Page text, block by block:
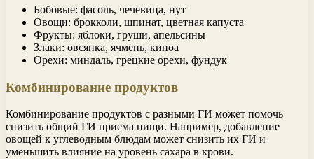
Бобовые: фасоль, чечевица, нут
Овощи: брокколи, шпинат, цветная капуста
Фрукты: яблоки, груши, апельсины
Злаки: овсянка, ячмень, киноа
Орехи: миндаль, грецкие орехи, фундук
Комбинирование продуктов
Комбинирование продуктов с разными ГИ может помочь
снизить общий ГИ приема пищи. Например, добавление
овощей к углеводным блюдам может снизить их ГИ и
уменьшить влияние на уровень сахара в крови.